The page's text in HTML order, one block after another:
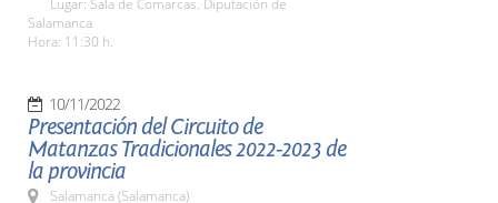
Lugar: Sala de Comarcas. Diputación de
Salamanca
Hora: 11:30 h.
10/11/2022
Presentación del Circuito de
Matanzas Tradicionales 2022-2023 de
la provincia
Salamanca (Salamanca)